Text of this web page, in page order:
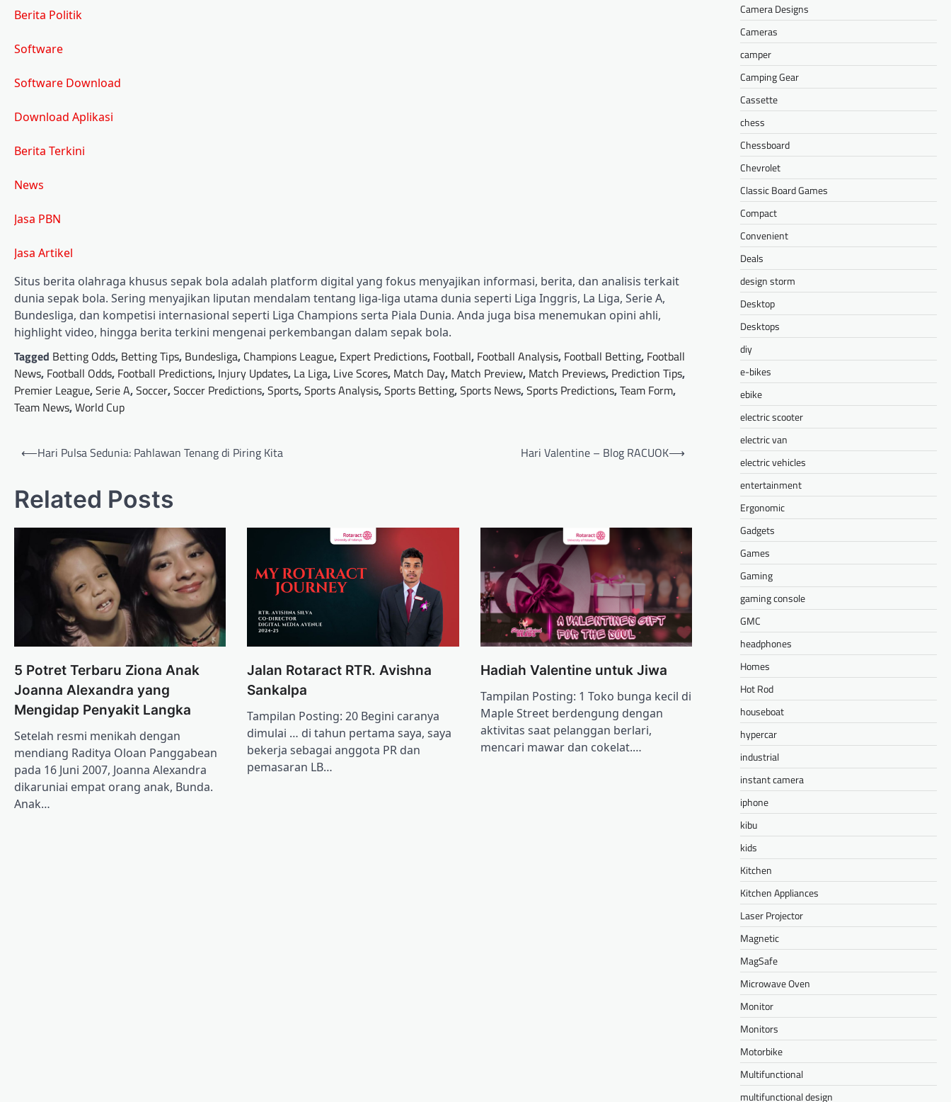
Berita Politik
Software
Software Download
Download Aplikasi
Berita Terkini
News
Jasa PBN
Jasa Artikel
Situs berita olahraga khusus sepak bola adalah platform digital yang fokus menyajikan informasi, berita, dan analisis terkait
dunia sepak bola. Sering menyajikan liputan mendalam tentang liga-liga utama dunia seperti Liga Inggris, La Liga, Serie A,
Bundesliga, dan kompetisi internasional seperti Liga Champions serta Piala Dunia. Anda juga bisa menemukan opini ahli,
highlight video, hingga berita terkini mengenai perkembangan dalam sepak bola.
Tagged Betting Odds, Betting Tips, Bundesliga, Champions League, Expert Predictions, Football, Football Analysis, Football Betting, Football
News, Football Odds, Football Predictions, Injury Updates, La Liga, Live Scores, Match Day, Match Preview, Match Previews, Prediction Tips,
Premier League,Serie A,Soccer,Soccer Predictions,Sports,Sports Analysis,Sports Betting,Sports News,Sports Predictions,Team Form,
Team News,World Cup
Post
⟵Hari Pulsa Sedunia: Pahlawan Tenang di Piring Kita Hari Valentine – Blog RACUOK⟶
Related Posts
5 Potret Terbaru Ziona Anak
Joanna Alexandra yang
Mengidap Penyakit Langka
Setelah resmi menikah dengan
mendiang Raditya Oloan Panggabean
pada 16 Juni 2007, Joanna Alexandra
dikaruniai empat orang anak, Bunda.
Anak…
Jalan Rotaract RTR. Avishna
Sankalpa
Tampilan Posting: 20 Begini caranya
dimulai … di tahun pertama saya, saya
bekerja sebagai anggota PR dan
pemasaran LB…
Hadiah Valentine untuk Jiwa
Tampilan Posting: 1 Toko bunga kecil di
Maple Street berdengung dengan
aktivitas saat pelanggan berlari,
mencari mawar dan cokelat.…
Camera Designs
Cameras
camper
Camping Gear
Cassette
chess
Chessboard
Chevrolet
Classic Board Games
Compact
Convenient
Deals
design storm
Desktop
Desktops
diy
e-bikes
ebike
electric scooter
electric van
electric vehicles
entertainment
Ergonomic
Gadgets
Games
Gaming
gaming console
GMC
headphones
Homes
Hot Rod
houseboat
hypercar
industrial
instant camera
iphone
kibu
kids
Kitchen
Kitchen Appliances
Laser Projector
Magnetic
MagSafe
Microwave Oven
Monitor
Monitors
Motorbike
Multifunctional
multifunctional design